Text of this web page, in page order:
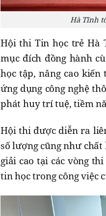
Hà Tĩnh
Hội thi Tin học trẻ Hà
mục đích đồng hành
học tập, nâng cao
ứng dụng công nghệ
phát huy trí tuệ, tiềm
Hội thi được diễn ra
số lượng cũng như
giải cao tại các vòng
tin học trong công việc